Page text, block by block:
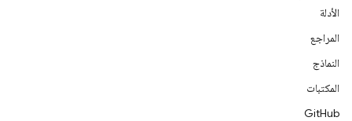
الأدلة
المراجع
النماذج
المكتبات
GitHub